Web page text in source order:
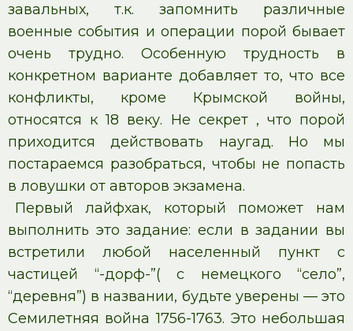
завальных, т.к. запомнить различные
военные события и операции порой бывает
очень трудно. Особенную трудность в
конкретном варианте добавляет то, что все
конфликты, кроме Крымской войны,
относятся к 18 веку. Не секрет , что порой
приходится действовать наугад. Но мы
постараемся разобраться, чтобы не попасть
в ловушки от авторов экзамена.
Первый лайфхак, который поможет нам
выполнить это задание: если в задании вы
встретили любой населенный пункт с
частицей “-дорф-”( с немецкого “село”,
“деревня”) в названии, будьте уверены — это
Семилетняя война 1756-1763. Это небольшая